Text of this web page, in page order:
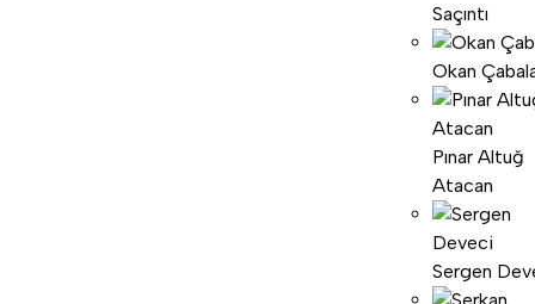
Saçıntı
Okan
Pınar Altuğ
Atacan
Sergen